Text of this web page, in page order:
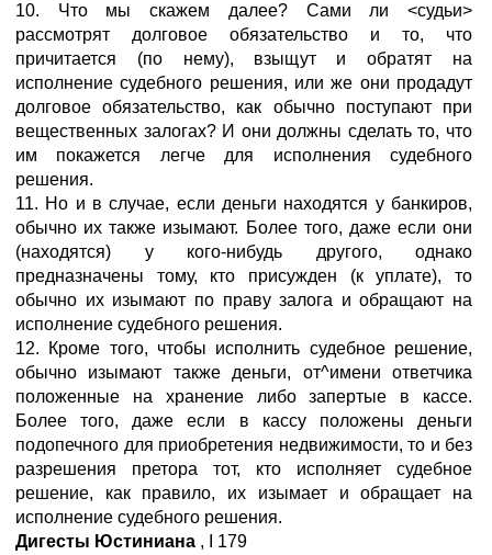
10. Что мы скажем далее? Сами ли <судьи>
рассмотрят долговое обязательство и то, что
причитается (по нему), взыщут и обратят на
исполнение судебного решения, или же они продадут
долговое обязательство, как обычно поступают при
вещественных залогах? И они должны сделать то, что
им покажется легче для исполнения судебного
решения.
11. Но и в случае, если деньги находятся у банкиров,
обычно их также изымают. Более того, даже если они
(находятся) у кого-нибудь другого, однако
предназначены тому, кто присужден (к уплате), то
обычно их изымают по праву залога и обращают на
исполнение судебного решения.
12. Кроме того, чтобы исполнить судебное решение,
обычно изымают также деньги, от^имени ответчика
положенные на хранение либо запертые в кассе.
Более того, даже если в кассу положены деньги
подопечного для приобретения недвижимости, то и без
разрешения претора тот, кто исполняет судебное
решение, как правило, их изымает и обращает на
исполнение судебного решения.
Дигесты Юстиниана ,
179